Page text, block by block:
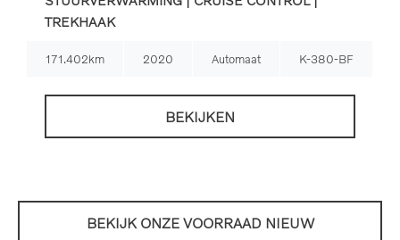
TREKHAAK
171.402km 2020 Automaat K-380-BF
BEKIJKEN
BEKIJK ONZE VOORRAAD NIEUW